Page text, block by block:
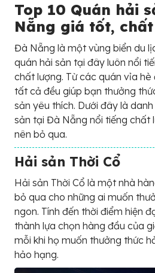
Top 10 Quán hải
Nẵng giá tốt,
Đà Nẵng là một vùng biển du
quán hải sản tại đây luôn nổi
chất lượng. Từ các quán vỉa hè
tất cả đều giúp bạn thưởng
sản yêu thích. Dưới đây là
sản tại Đà Nẵng nổi tiếng chất
nên bỏ qua.
Hải sản Thời Cổ
Hải sản Thời Cổ là một nhà
bỏ qua cho những ai muốn
ngon. Tính đến thời điểm hiện
thành lựa chọn hàng đầu của
mỗi khi họ muốn thưởng thức
hảo hạng.